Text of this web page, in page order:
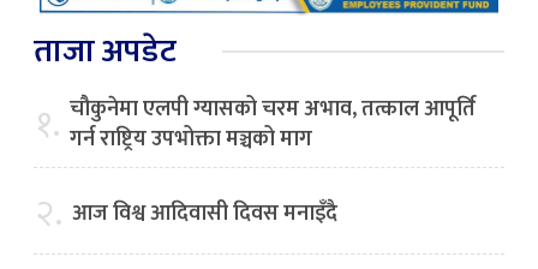
ताजा अपडेट
१. चौकुनेमा एलपी ग्यासको चरम अभाव, तत्काल आपूर्ति
गर्न राष्ट्रिय उपभोक्ता मञ्चको माग
२. आज विश्व आदिवासी दिवस मनाइँदै